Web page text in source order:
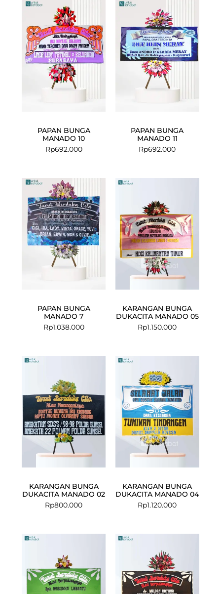
PAPAN BUNGA
MANADO 10
Rp692.000
PAPAN BUNGA
MANADO 11
Rp692.000
PAPAN BUNGA
MANADO 7
Rp1.038.000
KARANGAN BUNGA
DUKACITA MANADO 05
Rp1.150.000
KARANGAN BUNGA
DUKACITA MANADO 02
Rp800.000
KARANGAN BUNGA
DUKACITA MANADO 04
Rp1.120.000
Rp1.100.000.
Rp975.000.